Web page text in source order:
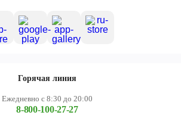
Горячая линия
Ежедневно с 8:30 до 20:00
8-800-100-27-27